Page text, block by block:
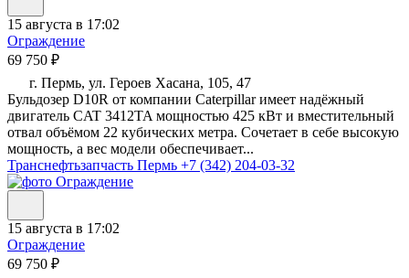
15 августа в 17:02
Ограждение
69 750 ₽
г. Пермь, ул. Героев Хасана, 105, 47
Бульдозер D10R от компании Caterpillar имеет надёжный
двигатель CAT 3412TA мощностью 425 кВт и вместительный
отвал объёмом 22 кубических метра. Сочетает в себе высокую
мощность, а вес модели обеспечивает...
Транснефтьзапчасть Пермь +7 (342) 204-03-32
15 августа в 17:02
Ограждение
69 750 ₽